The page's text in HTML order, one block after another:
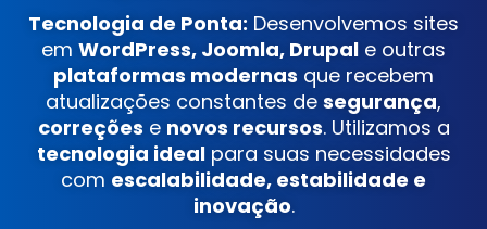
Tecnologia de Ponta: Desenvolvemos sites
em WordPress, Joomla, Drupal e outras
plataformas modernas que recebem
atualizações constantes de segurança,
correções e novos recursos. Utilizamos a
tecnologia idealpara suas necessidades
com escalabilidade, estabilidade e
inovação.